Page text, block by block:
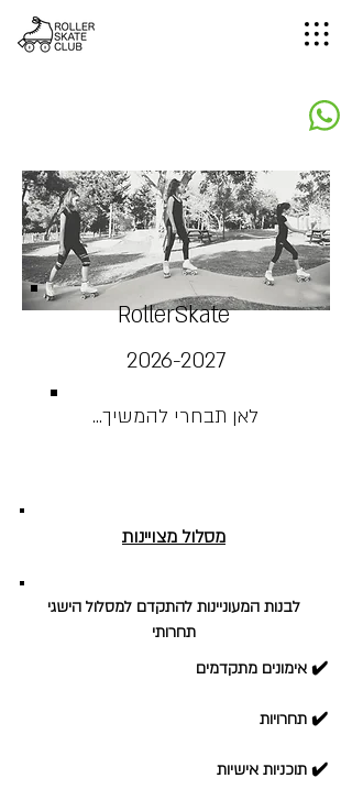
RollerSkate
2026-2027
לאן תבחרי להמשיך...
מסלול מצויינות
לבנות המעוניינות להתקדם למסלול הישגי
תחרותי
✔️ אימונים מתקדמים
✔️ תחרויות
✔️ תוכניות אישיות